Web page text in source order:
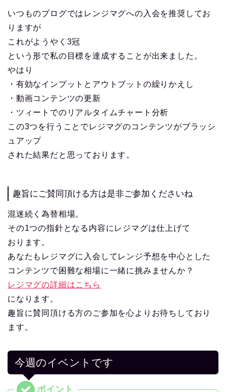
いつものブログではレンジマグへの入会を推奨してお
りますが
これがようやく 3冠
という形で私の目標を達成することが出来ました。
やはり
・有効なインプットとアウトプットの繰りかえし
・動画コンテンツの更新
・ツィートでのリアルタイムチャート分析
この3つを行うことでレジマグのコンテンツがブラッシ
ュアップ
された結果だと思っております。
趣旨にご賛同頂ける方は是非ご参加くださいね
混迷続く為替相場。
その1つの指針となる内容にレジマグは仕上げて
おります。
あなたもレジマグに入会してレンジ予想を中心とした
コンテンツで困難な相場に一緒に挑みませんか？
レジマグの詳細はこちら
になります。
趣旨に賛同頂ける方のご参加を心よりお待ちしており
ます。
今週のイベントです